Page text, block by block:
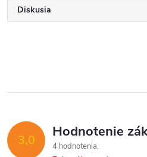
Diskusia
3,0 Hodnotenie
4 hodnotenia